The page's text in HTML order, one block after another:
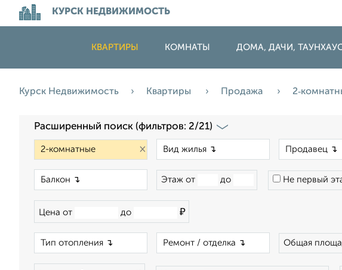
КУРСК НЕДВИЖИМОСТЬ
КВАРТИРЫ КОМНАТЫ ДОМА, ДАЧИ,
Курск Недвижимость Квартиры Продажа
Расширенный поиск (фильтров: 2/21)
×
Этаж от до Не первый
Цена от до ₽
Общая